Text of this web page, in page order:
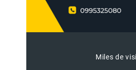
Miles de